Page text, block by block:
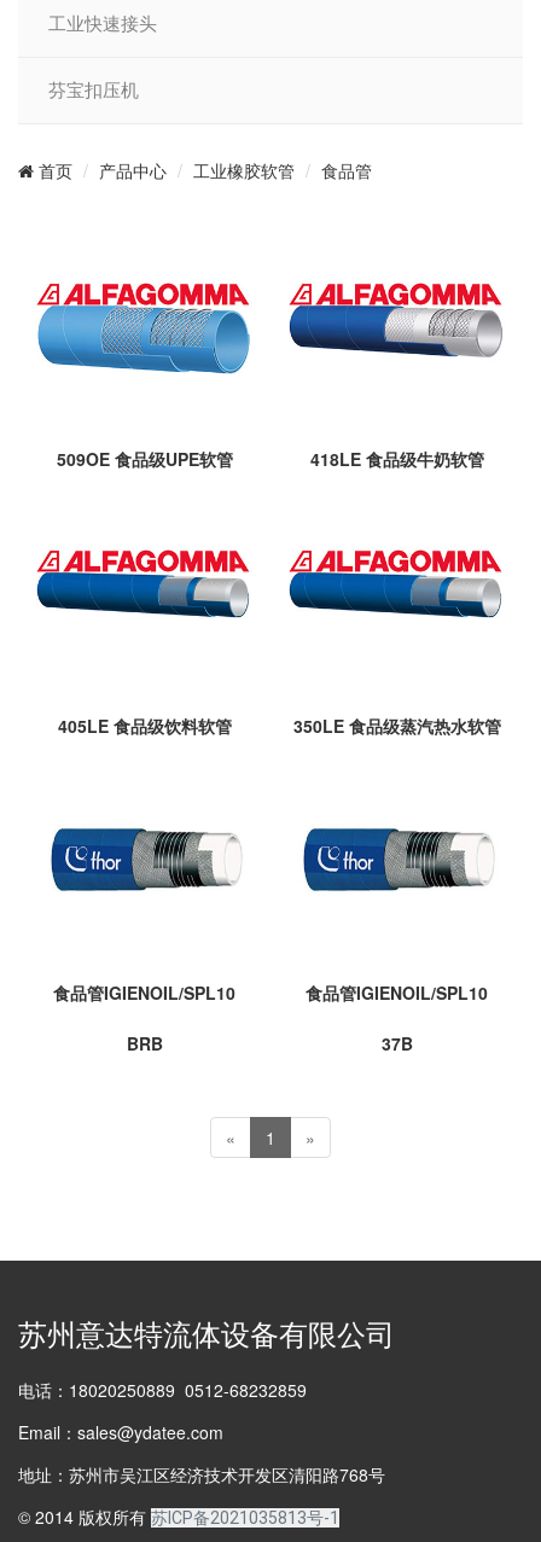
工业快速接头
芬宝扣压机
首页 产品中心 工业橡胶软管 食品管
509OE 食品级UPE软管 418LE 食品级牛奶软管
405LE 食品级饮料软管 350LE 食品级蒸汽热水软管
食品管IGIENOIL/SPL10
BRB
食品管IGIENOIL/SPL10
37B
« 1 »
苏州意达特流体设备有限公司
电话：18020250889 0512-68232859
Email：sales@ydatee.com
地址：苏州市吴江区经济技术开发区清阳路768号
© 2014 版权所有 苏ICP备2021035813号-1